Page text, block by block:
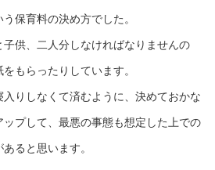
保育料の決め方でした。
供、二人分しなければなりませんの
もらったりしています。
りしなくて済むように、決めておかな
プして、最悪の事態も想定した上での
ると思います。